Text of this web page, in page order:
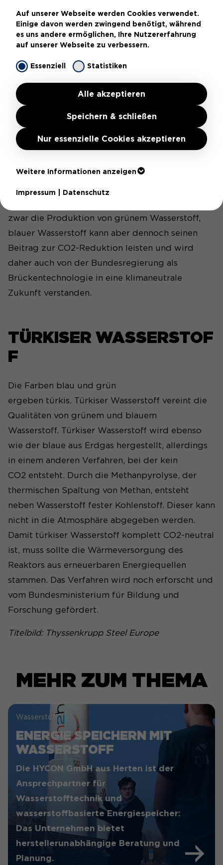
WASSERSTOFF VORN
BLAUER WASSERSTOFF
Die Produktion des blauen Wasserstoffs ist
dieselbe wie bei der des grauen Wasserstoffes.
Allerdings wird das ausscheidende
CO2 gespeichert und gelangt somit nicht in die
CO2 kann on- oder offshore erfolgen. Da das
CO2 nicht freigesetzt wird, gilt der blaue
zwar die Produktion von grünem Wasserstoff,
blauer Wasserstoff kann aber dennoch seinen
Beitrag zur CO2-Reduktion leisten und wird
daher auch von der Bundesregierung als
Brückentechnologie in eine klimaneutrale
Zukunft verstanden.
TÜRKISER WASSERSTOF
F
Die Farben blau und grün
ergeben türkis. Türkiser Wasserstoff vereint die
Qualitäten von grünem und blauem
Wasserstoff. Türkiser Wasserstoff wird ebenso
wie der blaue aus Erdgas hergestellt, allerdings
in einem anderen Verfahren, bei der kein
CO2 entsteht. Durch die Methanpyrolyse, der
thermischen Spaltung von Methan, entsteht
neben Wasserstoff fester Kohlenstoff. Dieser kann
nicht in die Atmosphäre abgegeben werden.
Damit türkiser Wasserstoff komplett CO2-neutral
ist, muss sollte die Wärmeversorgung des
Reaktors aus erneuerbaren Energiequellen
stammen. Das Verfahren wird noch erforscht und
vom Bundesministerium für Bildung und
Forschung gefördert.
Titelbild: Thyssenkrupp Steel Europe
MEHR ZUM THEMA
Wasserstoff
ENERGIE SPEICHERN MIT
WASSERSTOFF
Die HYCON GmbH aus Herten ist der
Ansprechpartner für
Wasserstofftechnik und
wasserstoffbasierte Energiespeicher:
Das Unternehmen bietet
herstellerunabhängige Beratung und
Planung.
Auf unserer Webseite werden Cookies verwendet.
Einige davon werden zwingend benötigt, während
es uns andere ermöglichen, Ihre Nutzererfahrung
auf unserer Webseite zu verbessern.
Essenziell Statistiken
Alle akzeptieren
Speichern & schließen
Nur essenzielle Cookies akzeptieren
Funktionen der Webseite benötigt. Dadurch ist
gewährleistet, dass die Webseite einwandfrei
funktioniert.
Name
Anbieter
Zweck
um Ihre Cookie-Einstellungen
für diese Website zu speichern.
Anbieter
Dieser Wert speichert Ihre
Consent-Einstellungen. Unter
anderem eine zufällig
generierte ID, für die
historische Speicherung Ihrer
falls der Webseiten-Betreiber
dies eingestellt hat.
Cookie-Informationen anzeigen
Statistiken
Surfverhaltens unserer Nutzer. Die Software
Matomo
Laufzeit 1 Jahr
Zweck
Besuche des Benutzers auf
der Website, wie z. B. die
durchschnittliche
Verweildauer auf der
Website und welche Seiten
Name _pk_ses#
Anbieter Matomo
Laufzeit 1 Tag
Zweck
Wird genutzt, um
während der Sitzung
Weitere Informationen anzeigen
Impressum Datenschutz